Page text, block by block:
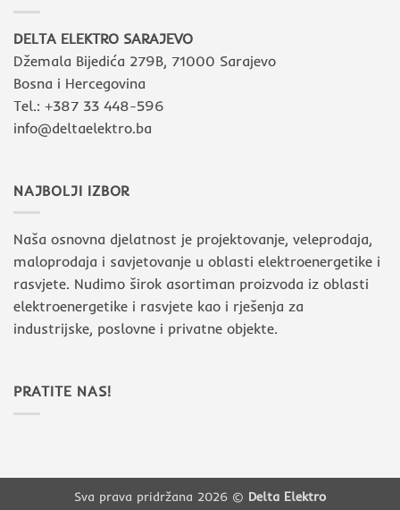
DELTA ELEKTRO SARAJEVO
Džemala Bijedića 279B, 71000 Sarajevo
Bosna i Hercegovina
Tel.: +387 33 448-596
info@deltaelektro.ba
NAJBOLJI IZBOR
Naša osnovna djelatnost je projektovanje, veleprodaja,
maloprodaja i savjetovanje u oblasti elektroenergetike i
rasvjete. Nudimo širok asortiman proizvoda iz oblasti
elektroenergetike i rasvjete kao i rješenja za
industrijske, poslovne i privatne objekte.
PRATITE NAS!
Sva prava pridržana 2026 © Delta Elektro